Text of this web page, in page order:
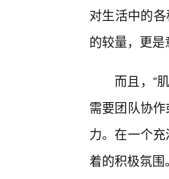
对生活中的
的较量，更
而且，“
需要团队协
力。在一个
着的积极氛